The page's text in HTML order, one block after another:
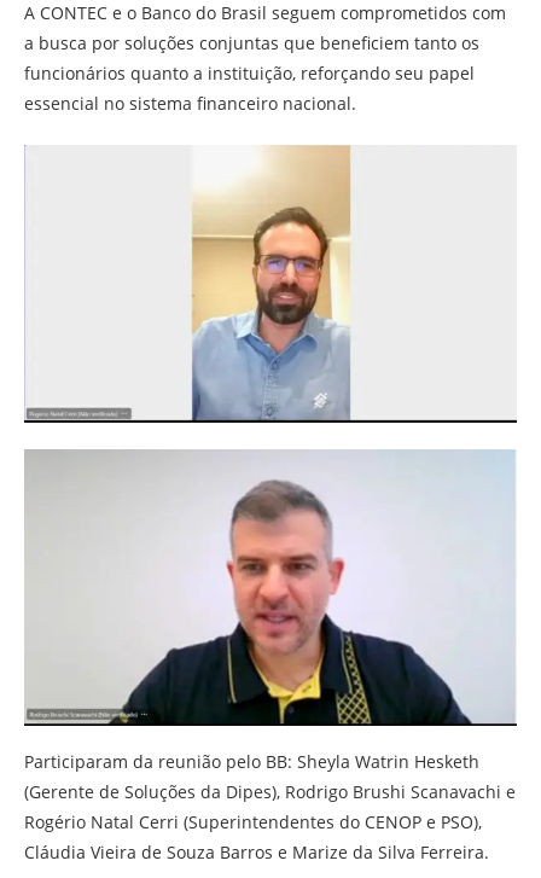
A CONTEC e o Banco do Brasil seguem comprometidos com
a busca por soluções conjuntas que beneficiem tanto os
funcionários quanto a instituição, reforçando seu papel
essencial no sistema financeiro nacional.
Participaram da reunião pelo BB: Sheyla Watrin Hesketh
(Gerente de Soluções da Dipes), Rodrigo Brushi Scanavachi e
Rogério Natal Cerri (Superintendentes do CENOP e PSO),
Cláudia Vieira de Souza Barros e Marize da Silva Ferreira.